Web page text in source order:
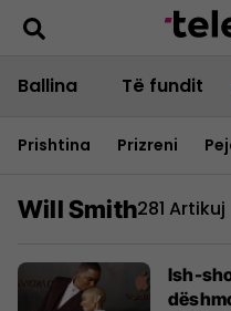
Ballina Të fundit
Prishtina Prizreni
Will Smith281 Artikuj
Ish-